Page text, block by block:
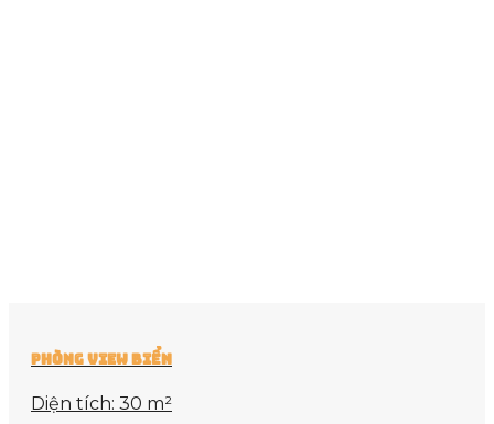
Phòng View Biển
Diện tích: 30 m²